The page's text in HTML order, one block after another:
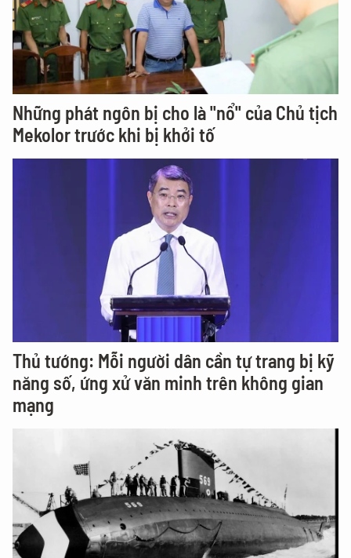
Những phát ngôn bị cho là "nổ" của Chủ tịch
Mekolor trước khi bị khởi tố
Thủ tướng: Mỗi người dân cần tự trang bị kỹ
năng số, ứng xử văn minh trên không gian
mạng